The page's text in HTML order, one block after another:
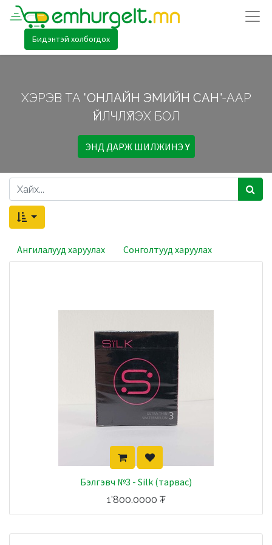
Бидэнтэй холбогдох
ХЭРЭВ ТА "ОНЛАЙН ЭМИЙН САН"-ААР
ҮЙЛЧЛҮҮЛЭХ БОЛ
ЭНД ДАРЖ ШИЛЖИНЭ ҮҮ.
Ангилалууд харуулах Сонголтууд харуулах
Бэлгэвч №3 - Silk (тарвас)
1'800.0000 ₮